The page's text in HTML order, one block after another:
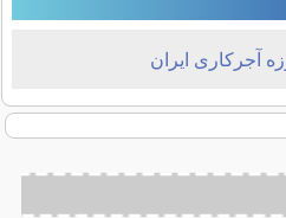
آجرکاری ایران